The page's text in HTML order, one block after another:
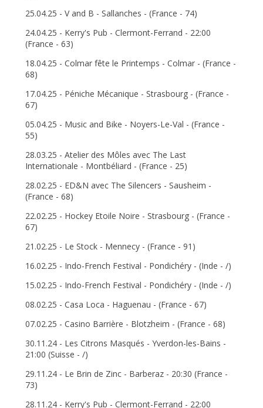
25.04.25 - V and B - Sallanches - (France - 74)
24.04.25 - Kerry's Pub - Clermont-Ferrand - 22:00
(France - 63)
18.04.25 - Colmar fête le Printemps - Colmar - (France -
68)
17.04.25 - Péniche Mécanique - Strasbourg - (France -
67)
05.04.25 - Music and Bike - Noyers-Le-Val - (France -
55)
28.03.25 - Atelier des Môles avec The Last
Internationale - Montbéliard - (France - 25)
28.02.25 - ED&N avec The Silencers - Sausheim -
(France - 68)
22.02.25 - Hockey Etoile Noire - Strasbourg - (France -
67)
21.02.25 - Le Stock - Mennecy - (France - 91)
16.02.25 - Indo-French Festival - Pondichéry - (Inde - /)
15.02.25 - Indo-French Festival - Pondichéry - (Inde - /)
08.02.25 - Casa Loca - Haguenau - (France - 67)
07.02.25 - Casino Barrière - Blotzheim - (France - 68)
30.11.24 - Les Citrons Masqués - Yverdon-les-Bains -
21:00 (Suisse - /)
29.11.24 - Le Brin de Zinc - Barberaz - 20:30 (France -
73)
28.11.24 - Kerry's Pub - Clermont-Ferrand - 22:00